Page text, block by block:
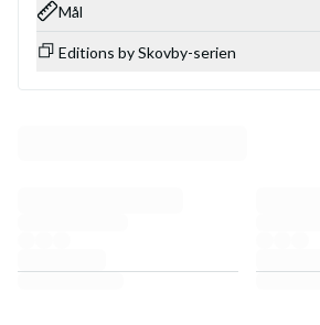
Mål
Editions by Skovby-serien